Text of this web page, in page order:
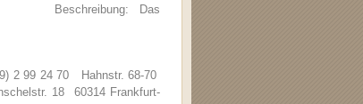
Beschreibung: Das
2 99 24 70 Hahnstr. 68-70
18 60314 Frankfurt-